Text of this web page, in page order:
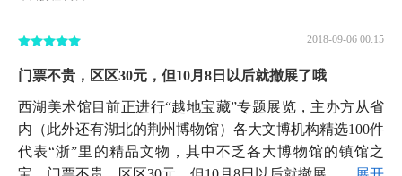
2018-09-06 00:15
门票不贵，区区30元，但10月8日以后就撤展了哦
西湖美术馆目前正进行“越地宝藏”专题展览，主办方从省
内（此外还有湖北的荆州博物馆）各大文博机构精选100件
代表“浙”里的精品文物，其中不乏各大博物馆的镇馆之
宝。门票不贵，区区30元，但10月8日以后就撤展...
展开